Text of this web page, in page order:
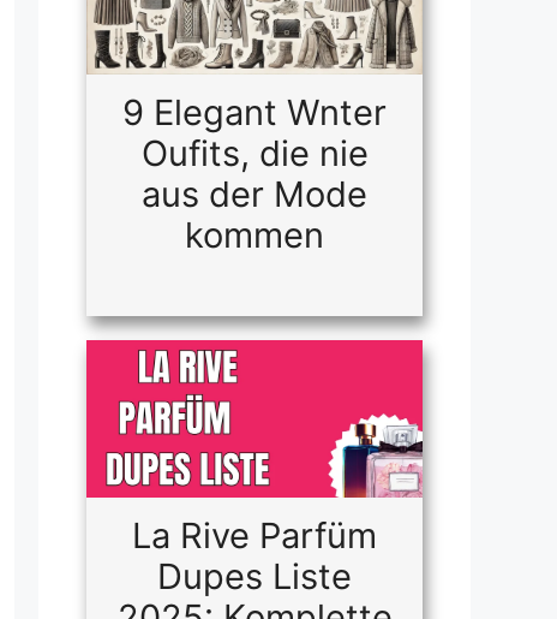
9 Elegant Wnter
Oufits, die nie
aus der Mode
kommen
La Rive Parfüm
Dupes Liste